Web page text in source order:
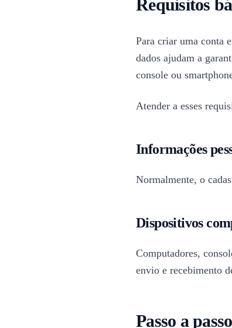
Requisitos
Para criar uma conta
dados ajudam a
console ou
Atender a esses
Informações
Normalmente, o
Dispositivos
Computadores,
envio e recebimento
Passo a